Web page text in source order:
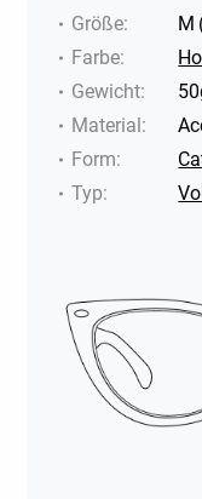
Größe: M
Farbe:
Gewicht:
Material:
Form:
Typ: